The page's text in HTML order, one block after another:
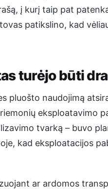
į kurį taip pat
patikslino, kad
turėjo būti
pluošto naudojimą
eksploatavimo
tvarką – buvo
kad eksploatacijos
ar ardomos